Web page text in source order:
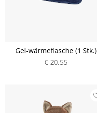
Gel-wärmeflasche (1 Stk.)
€ 20,55